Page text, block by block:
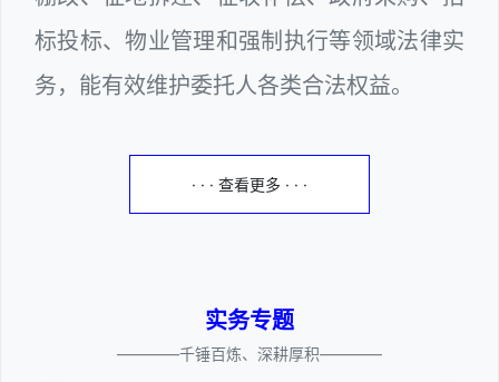
标投标、物业管理和强制执行等领域法律实
务，能有效维护委托人各类合法权益。
· · · 查看更多 · · ·
实务专题
————千锤百炼、深耕厚积————